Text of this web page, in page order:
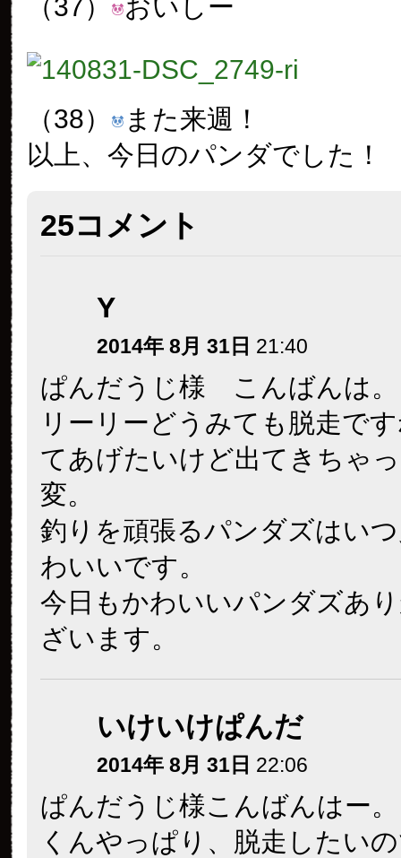
（37） おいしー
（38）
また来週！
以上、今日のパンダでした！
25コメント
Y
2014年 8月 31日 21:40
ぱんだうじ様 こんばんは。
リーリーどうみても脱走で
てあげたいけど出てきちゃ
変。
釣りを頑張るパンダズはい
わいいです。
今日もかわいいパンダズあ
ざいます。
いけいけぱんだ
2014年 8月 31日 22:06
ぱんだうじ様こんばんはー
くんやっぱり、脱走したい